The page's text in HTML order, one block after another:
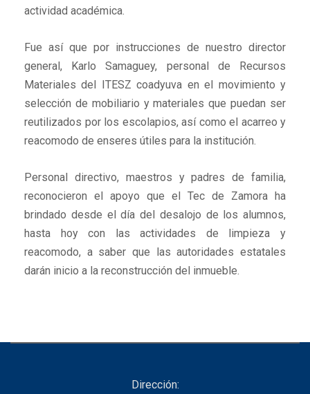
actividad académica.
Fue así que por instrucciones de nuestro director
general, Karlo Samaguey, personal de Recursos
Materiales del ITESZ coadyuva en el movimiento y
selección de mobiliario y materiales que puedan ser
reutilizados por los escolapios, así como el acarreo y
reacomodo de enseres útiles para la institución.
Personal directivo, maestros y padres de familia,
reconocieron el apoyo que el Tec de Zamora ha
brindado desde el día del desalojo de los alumnos,
hasta hoy con las actividades de limpieza y
reacomodo, a saber que las autoridades estatales
darán inicio a la reconstrucción del inmueble.
Dirección: